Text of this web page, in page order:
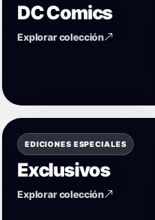
DC Comics
Explorar colección
EDICIONES ESPECIALES
Exclusivos
Explorar colección